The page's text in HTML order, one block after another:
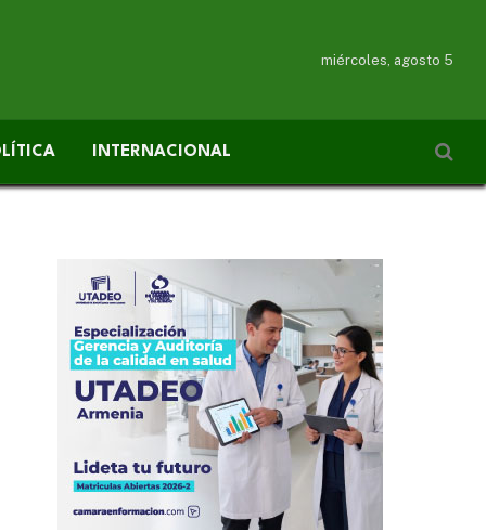
miércoles, agosto 5
INTERNACIONAL